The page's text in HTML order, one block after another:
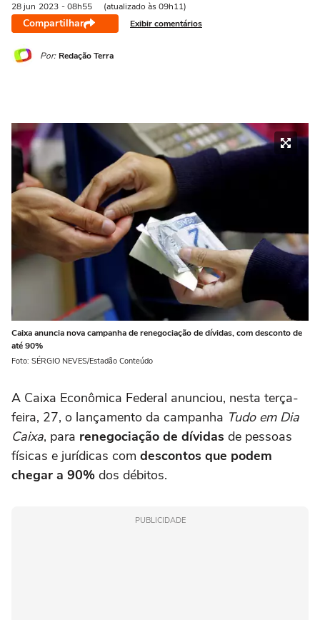
28 jun 2023 - 08h55 (atualizado às 09h11)
Compartilhar Exibir comentários
Por: Redação Terra
Caixa anuncia nova campanha de renegociação de dívidas, com desconto de
até 90%
Foto: SÉRGIO NEVES/Estadão Conteúdo
A Caixa Econômica Federal anunciou, nesta terça-
feira, 27, o lançamento da campanha Tudo em Dia
Caixa, para renegociação de dívidas de pessoas
físicas e jurídicas com descontos que podem
chegar a 90% dos débitos.
PUBLICIDADE